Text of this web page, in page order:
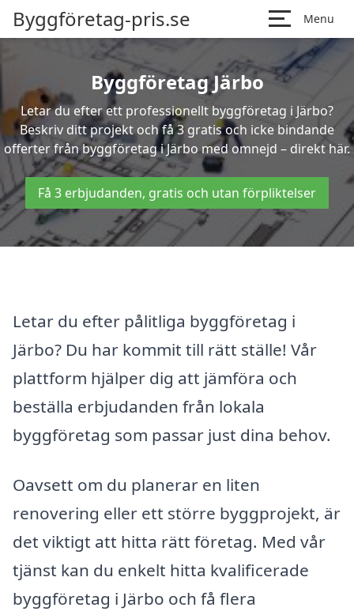
Byggföretag-pris.se Menu
Byggföretag Järbo
Letar du efter ett professionellt byggföretag i Järbo?
Beskriv ditt projekt och få 3 gratis och icke bindande
offerter från byggföretag i Järbo med omnejd – direkt här.
Få 3 erbjudanden, gratis och utan förpliktelser
Letar du efter pålitliga byggföretag i
Järbo? Du har kommit till rätt ställe! Vår
plattform hjälper dig att jämföra och
beställa erbjudanden från lokala
byggföretag som passar just dina behov.
Oavsett om du planerar en liten
renovering eller ett större byggprojekt, är
det viktigt att hitta rätt företag. Med vår
tjänst kan du enkelt hitta kvalificerade
byggföretag i Järbo och få flera